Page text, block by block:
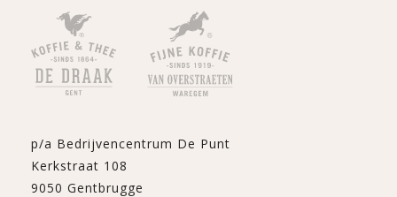
p/a Bedrijvencentrum De Punt
Kerkstraat 108
9050 Gentbrugge